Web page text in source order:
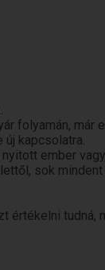
folyamán,
kapcsolatra.
ember
sok
értékelni